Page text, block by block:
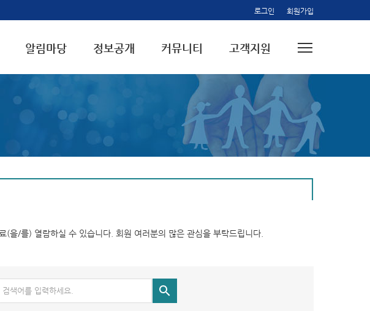
로그인 회원가입
알림마당 정보공개 커뮤니티 고객지원
(을/를) 열람하실 수 있습니다. 회원 여러분의 많은 관심을 부탁드립니다.